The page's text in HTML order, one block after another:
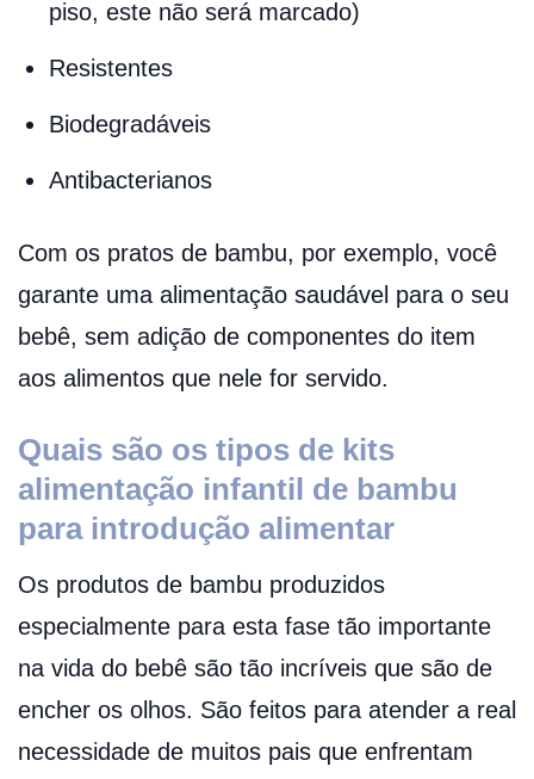
piso, este não será marcado)
Resistentes
Biodegradáveis
Antibacterianos
Com os pratos de bambu, por exemplo, você
garante uma alimentação saudável para o seu
bebê, sem adição de componentes do item
aos alimentos que nele for servido.
Quais são os tipos de kits
alimentação infantil de bambu
para introdução alimentar
Os produtos de bambu produzidos
especialmente para esta fase tão importante
na vida do bebê são tão incríveis que são de
encher os olhos. São feitos para atender a real
necessidade de muitos pais que enfrentam